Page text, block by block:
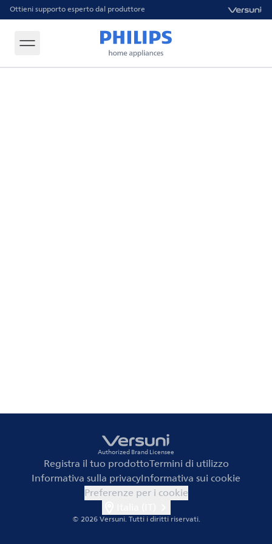
Ottieni supporto esperto dal produttore
Authorized Brand Licensee
Registra il tuo prodottoTermini di utilizzo
Informativa sulla privacyInformativa sui cookie
Preferenze per i cookie
© 2026 Versuni.Tutti i diritti riservati.